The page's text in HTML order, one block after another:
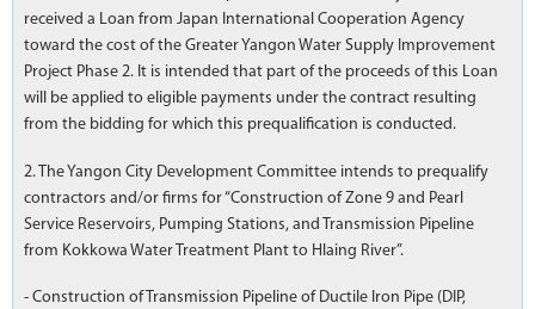
received a Loan from Japan International Cooperation Agency
toward the cost of the Greater Yangon Water Supply Improvement
Project Phase 2. It is intended that part of the proceeds of this Loan
will be applied to eligible payments under the contract resulting
from the bidding for which this prequalification is conducted.
2. The Yangon City Development Committee intends to prequalify
contractors and/or firms for “Construction of Zone 9 and Pearl
Service Reservoirs, Pumping Stations, and Transmission Pipeline
from Kokkowa Water Treatment Plant to Hlaing River”.
- Construction of Transmission Pipeline of Ductile Iron Pipe (DIP,